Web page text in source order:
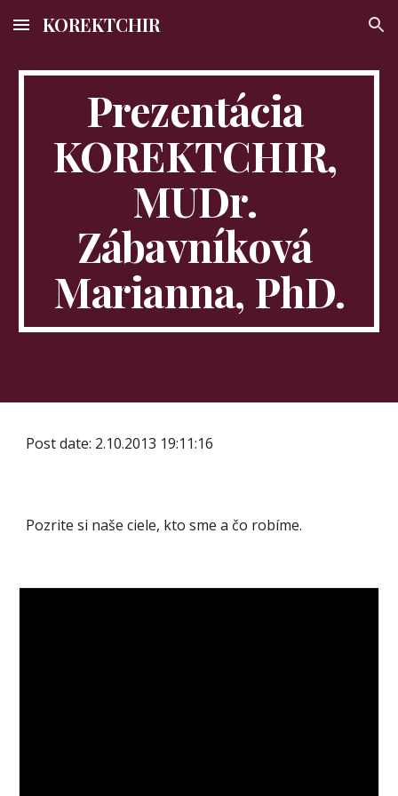
Skip to main content Skip to navigation
KOREKTCHIR
Prezentácia
KOREKTCHIR,
MUDr.
Zábavníková
Marianna, PhD.
Post date: 2.10.2013 19:11:16
Pozrite si naše ciele, kto sme a čo robíme.